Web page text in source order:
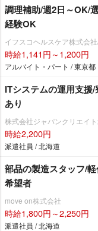
調理補助/週2日～OK/
経験OK
イフスコヘルスケア株式会
時給1,141円～1,200円
アルバイト・パート / 東京都
ITシステムの運用支援
あり
株式会社ジャパンクリエイ
時給2,200円
派遣社員 / 北海道
部品の製造スタッフ/
希望者
move on株式会社
時給1,800円～2,250円
派遣社員 / 北海道